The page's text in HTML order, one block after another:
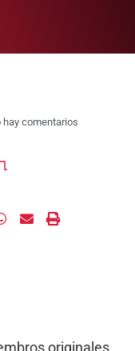
hay comentarios